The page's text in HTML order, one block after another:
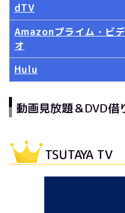
dTV
Amazonプライム・ビデ
オ
Hulu
動画見放題＆DVD借
TSUTAYA TV